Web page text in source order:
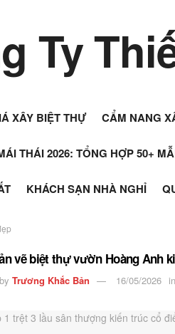
XÂY BIỆT THỰ CẨM NANG
THÁI 2026: TỔNG HỢP 50+
KHÁCH SẠN NHÀ NGHỈ
vẽ biệt thự vườn Hoàng Anh
by Trương Khắc Bản 16/05/2026 in